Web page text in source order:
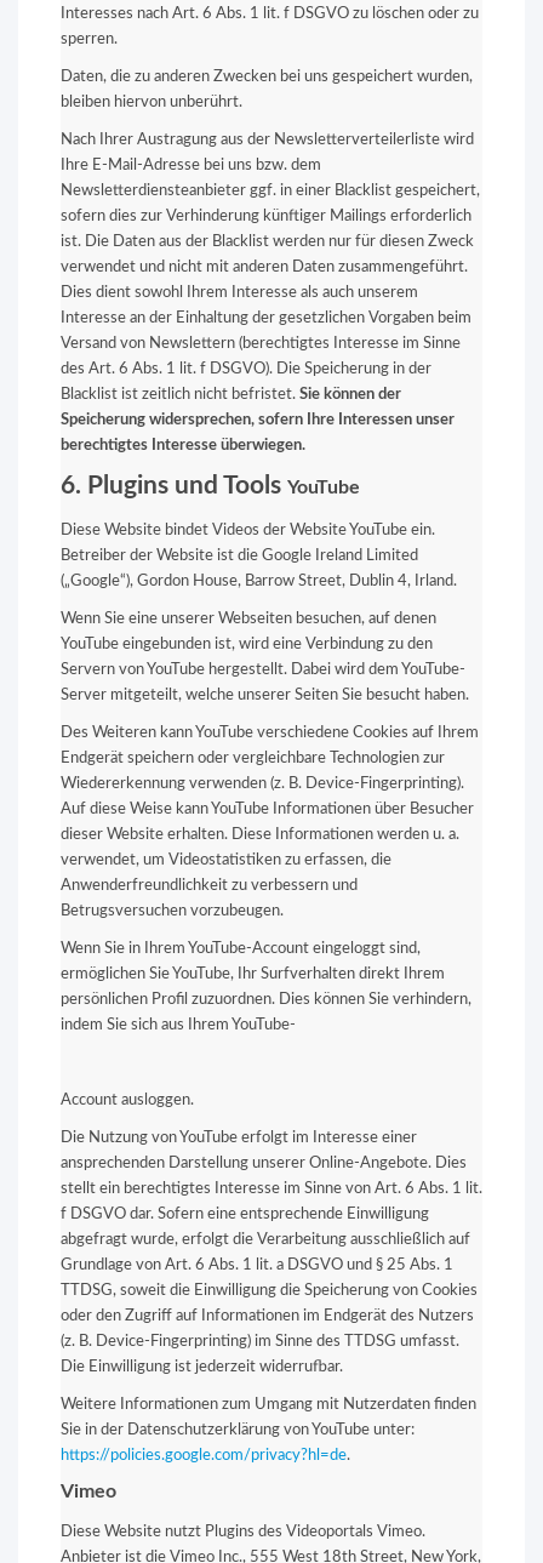
Interesses nach Art. 6 Abs. 1 lit. f DSGVO zu löschen oder zu
sperren.
Daten, die zu anderen Zwecken bei uns gespeichert wurden,
bleiben hiervon unberührt.
Nach Ihrer Austragung aus der Newsletterverteilerliste wird
Ihre E-Mail-Adresse bei uns bzw. dem
Newsletterdiensteanbieter ggf. in einer Blacklist gespeichert,
sofern dies zur Verhinderung künftiger Mailings erforderlich
ist. Die Daten aus der Blacklist werden nur für diesen Zweck
verwendet und nicht mit anderen Daten zusammengeführt.
Dies dient sowohl Ihrem Interesse als auch unserem
Interesse an der Einhaltung der gesetzlichen Vorgaben beim
Versand von Newslettern (berechtigtes Interesse im Sinne
des Art. 6 Abs. 1 lit. f DSGVO). Die Speicherung in der
Blacklist ist zeitlich nicht befristet. Sie können der
Speicherung widersprechen, sofern Ihre Interessen unser
berechtigtes Interesse überwiegen.
6. Plugins und Tools YouTube
Diese Website bindet Videos der Website YouTube ein.
Betreiber der Website ist die Google Ireland Limited
(„Google“), Gordon House, Barrow Street, Dublin 4, Irland.
Wenn Sie eine unserer Webseiten besuchen, auf denen
YouTube eingebunden ist, wird eine Verbindung zu den
Servern von YouTube hergestellt. Dabei wird dem YouTube-
Server mitgeteilt, welche unserer Seiten Sie besucht haben.
Des Weiteren kann YouTube verschiedene Cookies auf Ihrem
Endgerät speichern oder vergleichbare Technologien zur
Wiedererkennung verwenden (z. B. Device-Fingerprinting).
Auf diese Weise kann YouTube Informationen über Besucher
dieser Website erhalten. Diese Informationen werden u. a.
verwendet, um Videostatistiken zu erfassen, die
Anwenderfreundlichkeit zu verbessern und
Betrugsversuchen vorzubeugen.
Wenn Sie in Ihrem YouTube-Account eingeloggt sind,
ermöglichen Sie YouTube, Ihr Surfverhalten direkt Ihrem
persönlichen Profil zuzuordnen. Dies können Sie verhindern,
indem Sie sich aus Ihrem YouTube-
Account ausloggen.
Die Nutzung von YouTube erfolgt im Interesse einer
ansprechenden Darstellung unserer Online-Angebote. Dies
stellt ein berechtigtes Interesse im Sinne von Art. 6 Abs. 1 lit.
f DSGVO dar. Sofern eine entsprechende Einwilligung
abgefragt wurde, erfolgt die Verarbeitung ausschließlich auf
Grundlage von Art. 6 Abs. 1 lit. a DSGVO und § 25 Abs. 1
TTDSG, soweit die Einwilligung die Speicherung von Cookies
oder den Zugriff auf Informationen im Endgerät des Nutzers
(z. B. Device-Fingerprinting) im Sinne des TTDSG umfasst.
Die Einwilligung ist jederzeit widerrufbar.
Weitere Informationen zum Umgang mit Nutzerdaten finden
Sie in der Datenschutzerklärung von YouTube unter:
https://policies.google.com/privacy?hl=de.
Vimeo
Diese Website nutzt Plugins des Videoportals Vimeo.
Anbieter ist die Vimeo Inc., 555 West 18th Street, New York,